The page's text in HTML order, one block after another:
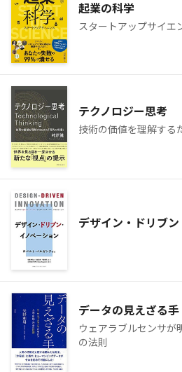
起業の科学
スタートアップサイエ
テクノロジー思考
技術の価値を理解する
デザイン・ドリブ
データの見えざる手
ウェアラブルセンサが
の法則